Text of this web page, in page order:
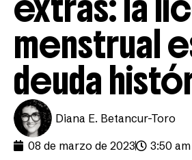
menstrual
deuda
Diana E. Betancur-Toro
08 de marzo de 2023 3:50 am